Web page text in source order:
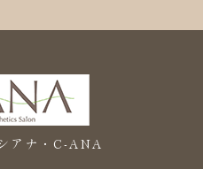
アナ・C-ANA